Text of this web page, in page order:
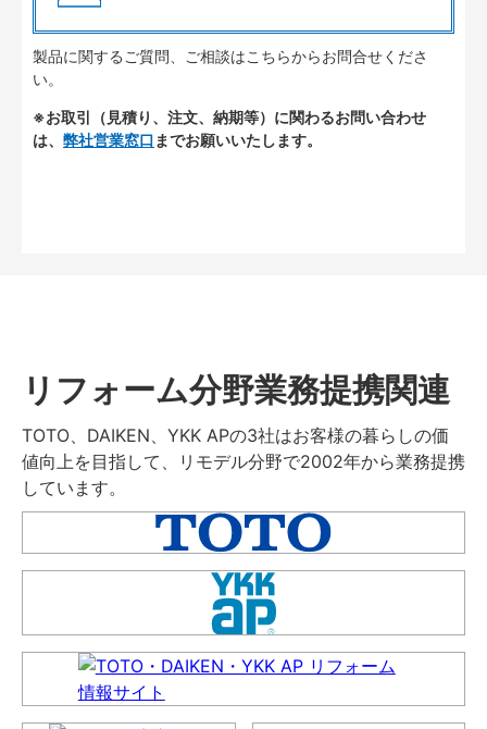
製品に関するご質問、ご相談はこちらからお問合せくださ
い。
※お取引（見積り、注文、納期等）に関わるお問い合わせ
は、 弊社営業窓口 までお願いいたします。
リフォーム分野業務提携関連
TOTO、DAIKEN、YKK APの3社はお客様の暮らしの価
値向上を目指して、リモデル分野で2002年から業務提携
しています。